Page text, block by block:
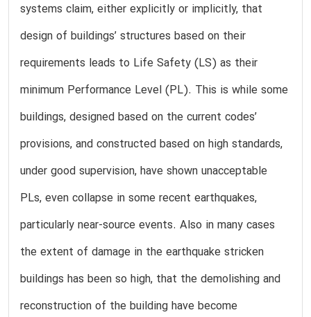
systems claim, either explicitly or implicitly, that
design of buildings’ structures based on their
requirements leads to Life Safety (LS) as their
minimum Performance Level (PL). This is while some
buildings, designed based on the current codes’
provisions, and constructed based on high standards,
under good supervision, have shown unacceptable
PLs, even collapse in some recent earthquakes,
particularly near-source events. Also in many cases
the extent of damage in the earthquake stricken
buildings has been so high, that the demolishing and
reconstruction of the building have become